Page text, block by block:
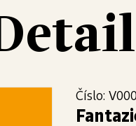
Číslo: